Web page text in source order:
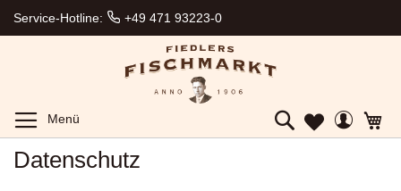
Service-Hotline: +49 471 93223-0
Lieferung
zum
Gratisversand
vom
Menü
Toggle
Search
Mein
Wunschzettel
Mein
Konto
Datenschutz